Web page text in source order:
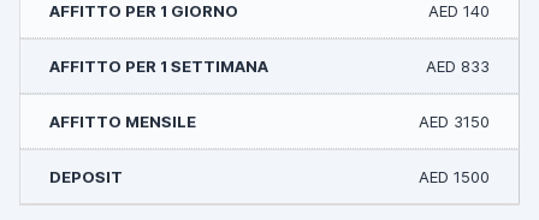
AED 140
AED 833
AED 3150
AED 1500